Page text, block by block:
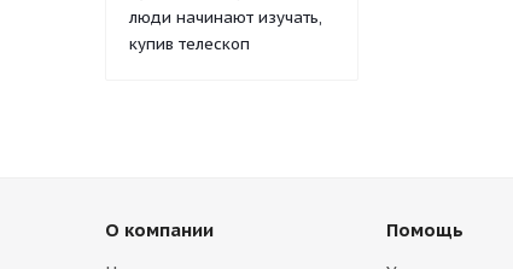
люди начинают изучать,
купив телескоп
О компании Помощь